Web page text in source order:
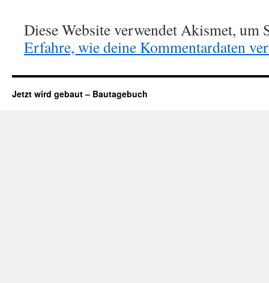
Diese Website verwendet Akismet, um
Erfahre, wie deine Kommentardaten
Jetzt wird gebaut – Bautagebuch